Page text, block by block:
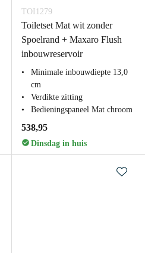
TOI1279
Toiletset Mat wit zonder
Spoelrand + Maxaro Flush
inbouwreservoir
Minimale inbouwdiepte 13,0
cm
Verdikte zitting
Bedieningspaneel Mat chroom
538,95
Dinsdag in huis